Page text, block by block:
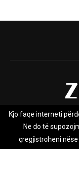
Rreth nesh
Zhurnal.mk është
Kjo faqe interneti
Ne do të
çregjistroheni nëse